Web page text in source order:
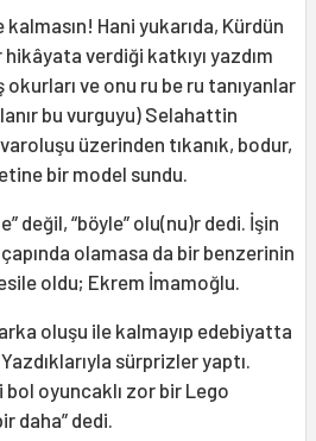
Hani yukarıda, Kürdün
hikâyata verdiği katkıyı yazdım
okurları ve onu ru be ru tanıyanlar
bu vurguyu) Selahattin
üzerinden tıkanık, bodur,
bir model sundu.
değil, “böyle” olu(nu)r dedi. İşin
olamasa da bir benzerinin
oldu; Ekrem İmamoğlu.
oluşu ile kalmayıp edebiyatta
sürprizler yaptı.
oyuncaklı zor bir Lego
daha” dedi.